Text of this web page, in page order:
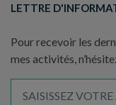
LETTRE
Pour recevoir les
mes activités,